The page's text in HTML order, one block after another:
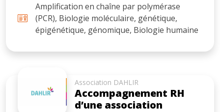
Amplification en chaîne par polymérase
(PCR), Biologie moléculaire, génétique,
épigénétique, génomique, Biologie humaine
Association DAHLIR
Accompagnement RH
d’une association